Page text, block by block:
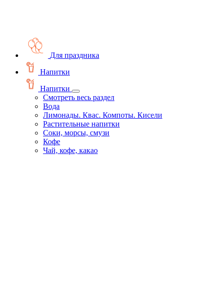
Для праздника
Напитки
Напитки
Смотреть весь раздел
Вода
Лимонады. Квас. Компоты. Кисели
Растительные напитки
Соки, морсы, смузи
Кофе
Чай, кофе, какао